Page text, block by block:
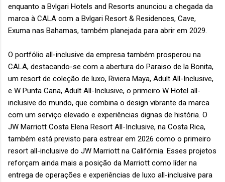
enquanto a Bvlgari Hotels and Resorts anunciou a chegada da
marca à CALA com a Bvlgari Resort & Residences, Cave,
Exuma nas Bahamas, também planejada para abrir em 2029.
O portfólio all-inclusive da empresa também prosperou na
CALA, destacando-se com a abertura do Paraiso de la Bonita,
um resort de coleção de luxo, Riviera Maya, Adult All-Inclusive,
e W Punta Cana, Adult All-Inclusive, o primeiro W Hotel all-
inclusive do mundo, que combina o design vibrante da marca
com um serviço elevado e experiências dignas de história. O
JW Marriott Costa Elena Resort All-Inclusive, na Costa Rica,
também está previsto para estrear em 2026 como o primeiro
resort all-inclusive do JW Marriott na Califórnia. Esses projetos
reforçam ainda mais a posição da Marriott como líder na
entrega de operações e experiências de luxo all-inclusive para